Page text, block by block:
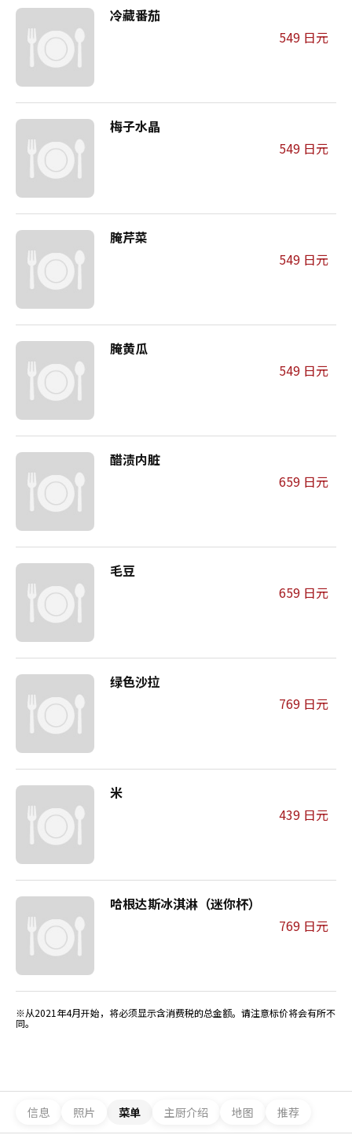
冷藏番茄
549 日元
梅子水晶
549 日元
腌芹菜
549 日元
腌黄瓜
549 日元
醋渍内脏
659 日元
毛豆
659 日元
绿色沙拉
769 日元
米
439 日元
哈根达斯冰淇淋（迷你杯）
769 日元
※从2021年4月开始，将必须显示含消费税的总金额。请注意标价将会有所不
同。
信息 照片 菜单 主厨介绍 地图 推荐